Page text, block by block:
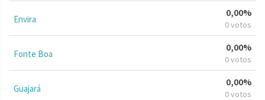
Envira
0,00%
0 votos
Fonte Boa
0,00%
0 votos
Guajará
0,00%
0 votos